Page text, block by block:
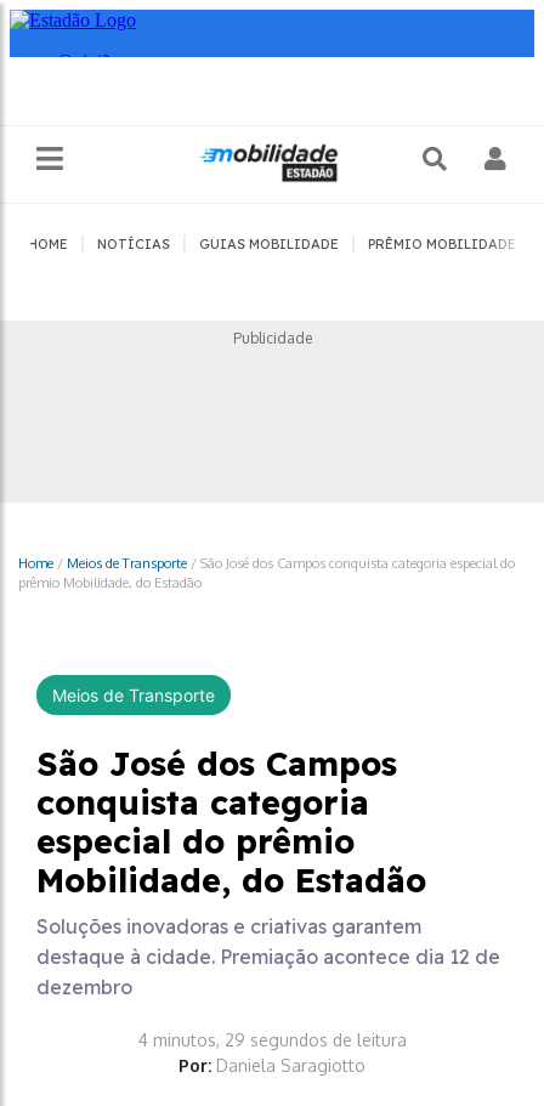
HOME NOTÍCIAS GUIAS MOBILIDADE PRÊMIO MOBILIDADE
Publicidade
Home / Meios de Transporte / São José dos Campos conquista categoria especial do
prêmio Mobilidade, do Estadão
Meios de Transporte
São José dos Campos
conquista categoria
especial do prêmio
Mobilidade, do Estadão
Soluções inovadoras e criativas garantem
destaque à cidade. Premiação acontece dia 12 de
dezembro
4 minutos, 29 segundos de leitura
Por: Daniela Saragiotto